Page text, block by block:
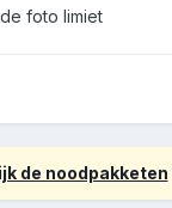
foto limiet
de noodpakketen